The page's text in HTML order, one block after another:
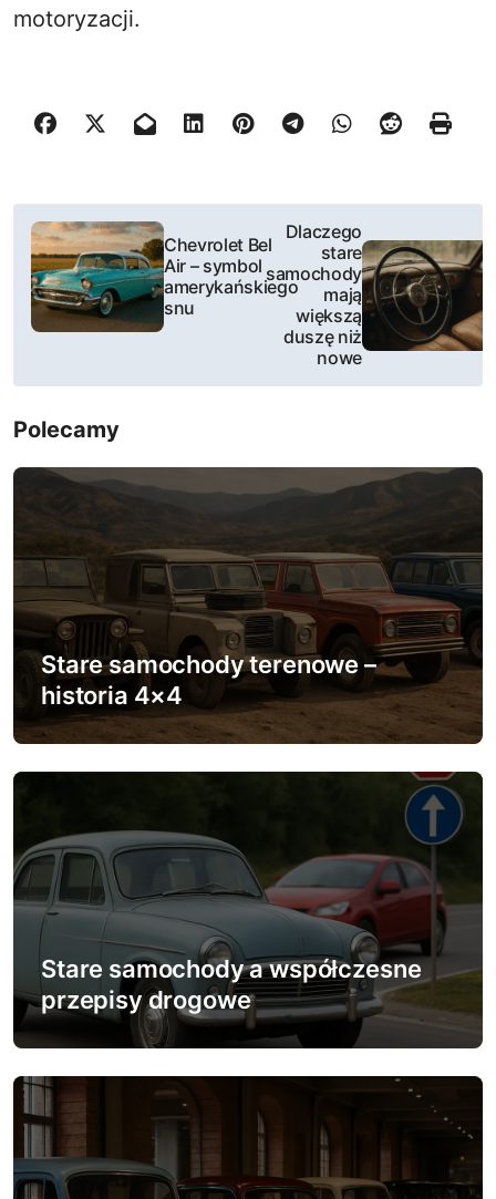
motoryzacji.
N
w
a
a
w
i
s
Chevrolet Bel
Air – symbol
amerykańskiego
snu
Dlaczego
stare
samochody
mają
większą
duszę niż
nowe
Polecamy
Stare samochody terenowe –
historia 4×4
Stare samochody a współczesne
przepisy drogowe